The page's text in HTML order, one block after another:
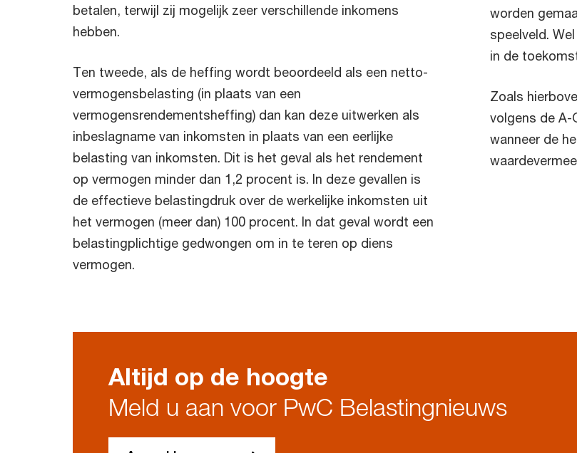
betalen, terwijl zij mogelijk zeer verschillende inkomens
hebben.
Ten tweede, als de heffing wordt beoordeeld als een netto-
vermogensbelasting (in plaats van een
vermogensrendementsheffing) dan kan deze uitwerken als
inbeslagname van inkomsten in plaats van een eerlijke
belasting van inkomsten. Dit is het geval als het rendement
op vermogen minder dan 1,2 procent is. In deze gevallen is
de effectieve belastingdruk over de werkelijke inkomsten uit
het vermogen (meer dan) 100 procent. In dat geval wordt een
belastingplichtige gedwongen om in te teren op diens
vermogen.
worden
speelveld.
in de
Zoals
volgens de A-
wanneer de
Altijd op de hoogte
Meld u aan voor PwC Belastingnieuws